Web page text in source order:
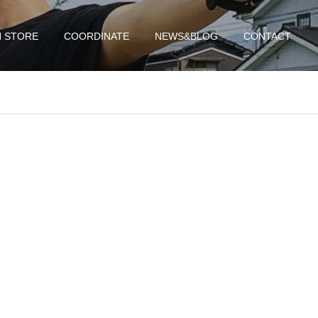
STORE COORDINATE NEWS&BLOG CONTACT